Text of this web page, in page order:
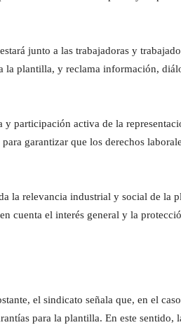
junto a las trabajadoras y
la plantilla, y reclama información,
y participación activa de la
garantizar que los derechos
la relevancia industrial y social de la
cuenta el interés general y la
el sindicato señala que, en el
para la plantilla. En este sentido,